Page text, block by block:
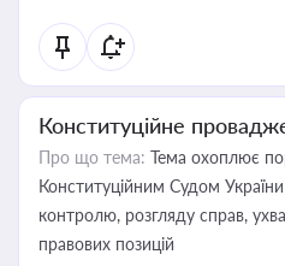
Конституційне
Про що тема: Тема охоплює
Конституційним Судом
контролю, розгляду справ,
правових позицій